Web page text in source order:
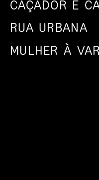
CAÇADOR E
RUA URBANA
MULHER À